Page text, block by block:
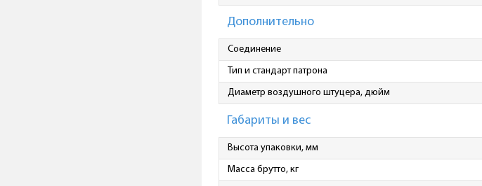
Дополнительно
Соединение
Тип и стандарт патрона
Диаметр воздушного штуцера, дюйм
Габариты и вес
Высота упаковки, мм
Масса брутто, кг